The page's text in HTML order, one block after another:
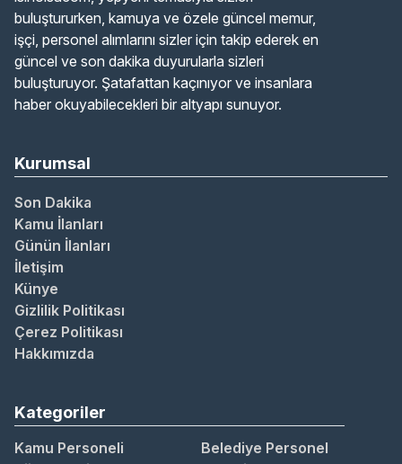
buluştururken, kamuya ve özele güncel memur,
işçi, personel alımlarını sizler için takip ederek en
güncel ve son dakika duyurularla sizleri
buluşturuyor. Şatafattan kaçınıyor ve insanlara
haber okuyabilecekleri bir altyapı sunuyor.
Kurumsal
Son Dakika
Kamu İlanları
Günün İlanları
İletişim
Künye
Gizlilik Politikası
Çerez Politikası
Hakkımızda
Kategoriler
Kamu Personeli
Belediye Personel